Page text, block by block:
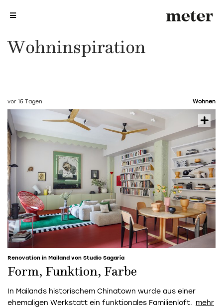
Wohninspiration
vor 15 Tagen Wohnen
Renovation in Mailand von Studio Sagaría
Form, Funktion, Farbe
In Mailands historischem Chinatown wurde aus einer
ehemaligen Werkstatt ein funktionales Familienloft.